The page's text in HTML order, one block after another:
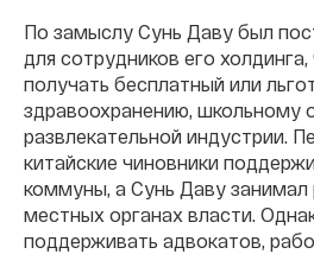
По замыслу Сунь Даву был
для сотрудников его
получать бесплатный или
здравоохранению, школьному
развлекательной индустрии.
китайские чиновники
коммуны, а Сунь Даву
местных органах власти.
поддерживать адвокатов,